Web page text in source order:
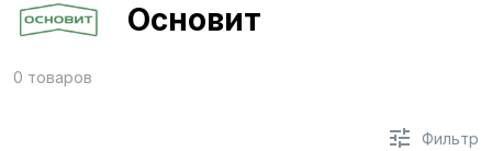
Основит
0 товаров
Фильтр